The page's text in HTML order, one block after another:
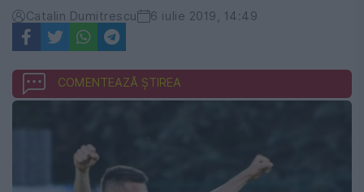
Catalin Dumitrescu 6 iulie 2019, 14:49
COMENTEAZĂ ȘTIREA